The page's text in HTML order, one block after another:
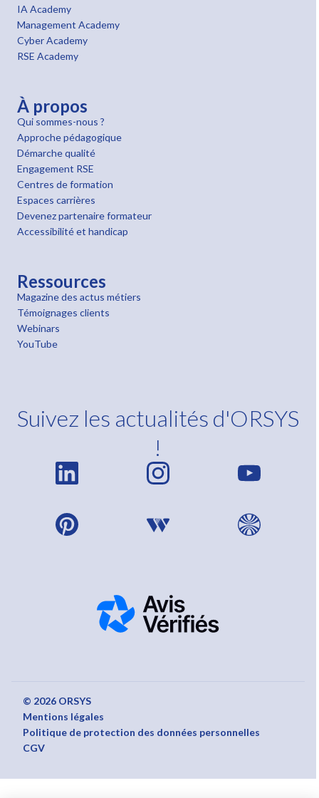
IA Academy
Management Academy
Cyber Academy
RSE Academy
À propos
Qui sommes-nous ?
Approche pédagogique
Démarche qualité
Engagement RSE
Centres de formation
Espaces carrières
Devenez partenaire formateur
Accessibilité et handicap
Ressources
Magazine des actus métiers
Témoignages clients
Webinars
YouTube
Suivez les actualités d'ORSYS
!
© 2026 ORSYS
Mentions légales
Politique de protection des données personnelles
CGV